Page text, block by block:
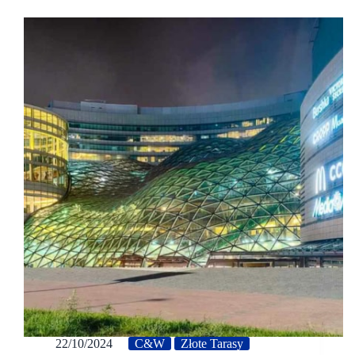
22/10/2024 C&W Złote Tarasy